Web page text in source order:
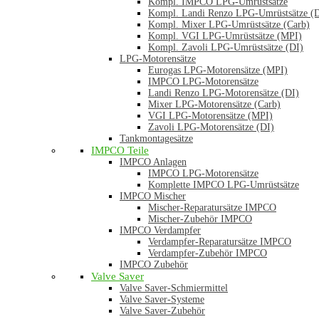
Kompl. Landi Renzo LPG-Umrüstsätze
Kompl. Mixer LPG-Umrüstsätze (Carb)
Kompl. VGI LPG-Umrüstsätze (MPI)
Kompl. Zavoli LPG-Umrüstsätze (DI)
LPG-Motorensätze
Eurogas LPG-Motorensätze (MPI)
IMPCO LPG-Motorensätze
Landi Renzo LPG-Motorensätze (DI)
Mixer LPG-Motorensätze (Carb)
VGI LPG-Motorensätze (MPI)
Zavoli LPG-Motorensätze (DI)
Tankmontagesätze
IMPCO Teile
IMPCO Anlagen
IMPCO LPG-Motorensätze
Komplette IMPCO LPG-Umrüstsätze
IMPCO Mischer
Mischer-Reparatursätze IMPCO
Mischer-Zubehör IMPCO
IMPCO Verdampfer
Verdampfer-Reparatursätze IMPCO
Verdampfer-Zubehör IMPCO
IMPCO Zubehör
Valve Saver
Valve Saver-Schmiermittel
Valve Saver-Systeme
Valve Saver-Zubehör